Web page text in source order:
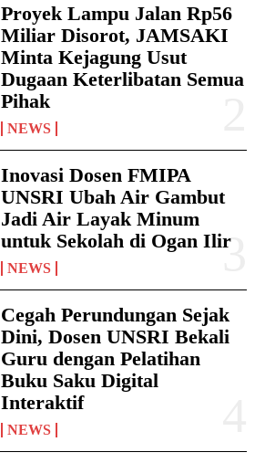
Proyek Lampu Jalan Rp56
Miliar Disorot, JAMSAKI
Minta Kejagung Usut
Dugaan Keterlibatan Semua
Pihak
NEWS
Inovasi Dosen FMIPA
UNSRI Ubah Air Gambut
Jadi Air Layak Minum
untuk Sekolah di Ogan Ilir
NEWS
Cegah Perundungan Sejak
Dini, Dosen UNSRI Bekali
Guru dengan Pelatihan
Buku Saku Digital
Interaktif
NEWS